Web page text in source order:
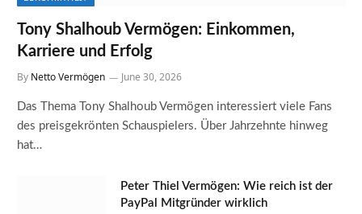
Tony Shalhoub Vermögen: Einkommen,
Karriere und Erfolg
By Netto Vermögen June 30, 2026
Das Thema Tony Shalhoub Vermögen interessiert viele Fans
des preisgekrönten Schauspielers. Über Jahrzehnte hinweg
hat…
Peter Thiel Vermögen: Wie reich ist der
PayPal Mitgründer wirklich